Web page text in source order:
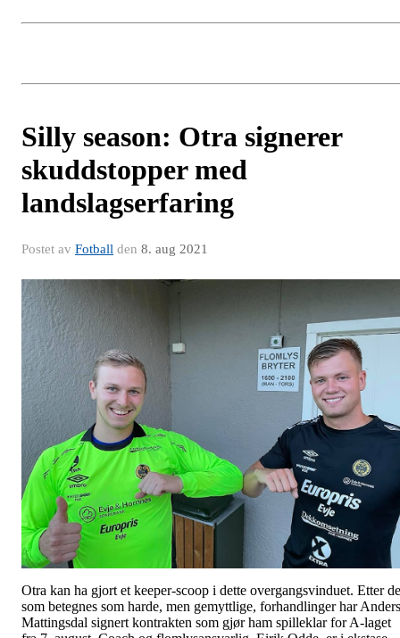
Silly season: Otra signerer
skuddstopper med
landslagserfaring
Postet av Fotball den 8. aug 2021
Otra kan ha gjort et keeper-scoop i dette overgangsvinduet. Etter
som betegnes som harde, men gemyttlige, forhandlinger har Anders
Mattingsdal signert kontrakten som gjør ham spilleklar for A-laget